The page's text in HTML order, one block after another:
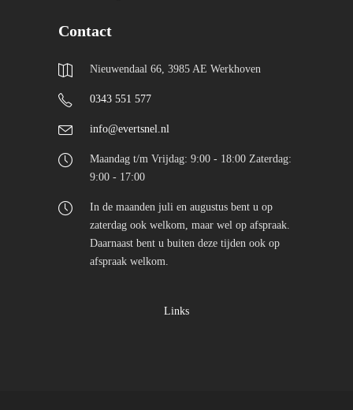
Contact
Nieuwendaal 66, 3985 AE Werkhoven
0343 551 577
info@evertsnel.nl
Maandag t/m Vrijdag: 9:00 - 18:00 Zaterdag:
9:00 - 17:00
In de maanden juli en augustus bent u op
zaterdag ook welkom, maar wel op afspraak.
Daarnaast bent u buiten deze tijden ook op
afspraak welkom.
Links